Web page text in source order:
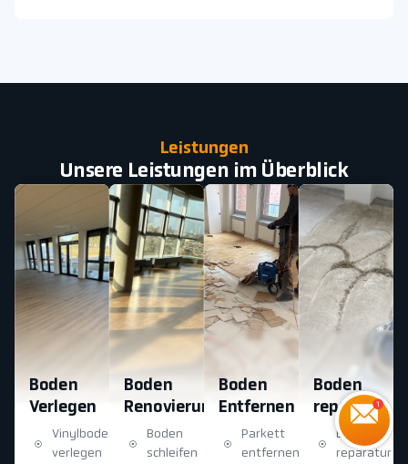
Leistungen
Unsere Leistungen im Überblick
Boden
Verlegen
Vinylboden
verlegen
Boden
Renovierung
Boden
schleifen
Boden
Entfernen
Parkett
entfernen
Boden
reparatur
Boden
reparatur